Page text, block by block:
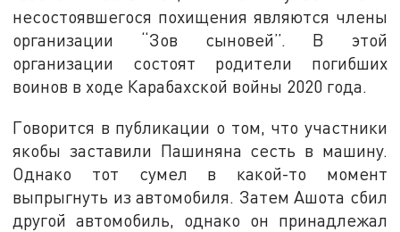
несостоявшегося похищения являются члены
организации “Зов сыновей”. В этой
организации состоят родители погибших
воинов в ходе Карабахской войны 2020 года.
Говорится в публикации о том, что участники
якобы заставили Пашиняна сесть в машину.
Однако тот сумел в какой-то момент
выпрыгнуть из автомобиля. Затем Ашота сбил
другой автомобиль, однако он принадлежал